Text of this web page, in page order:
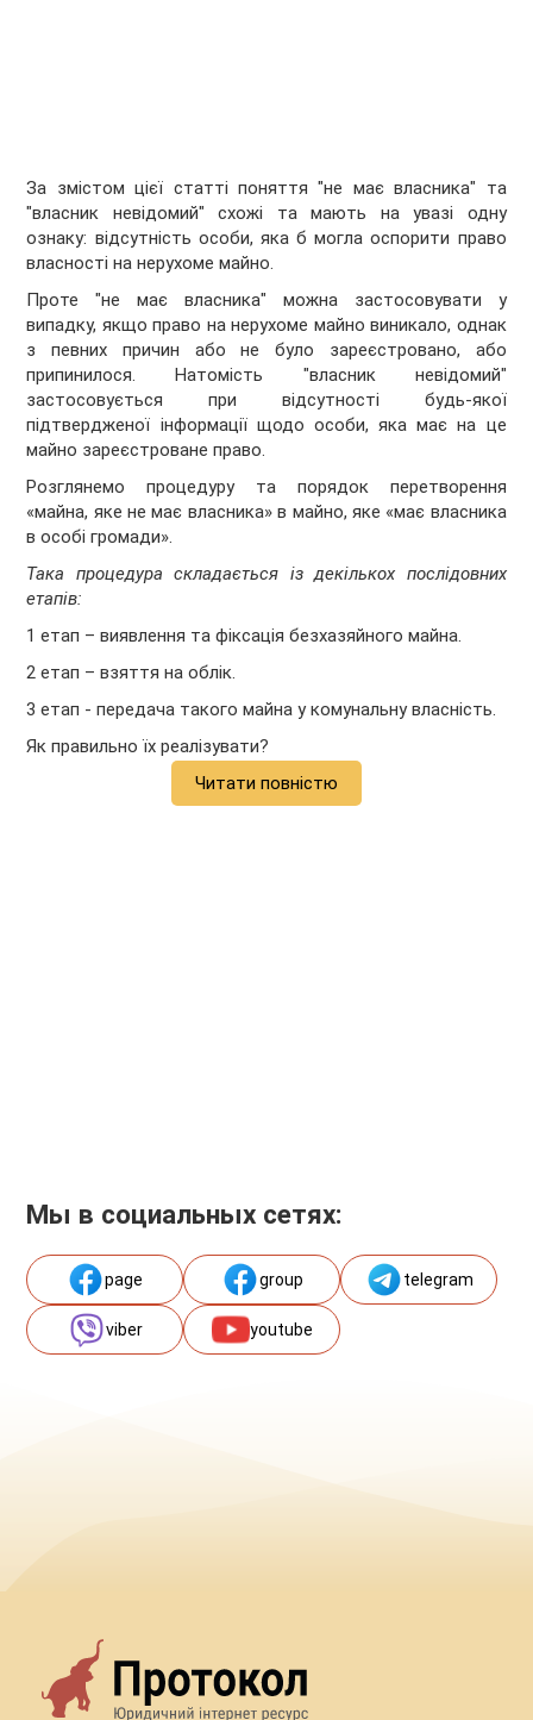
За змістом цієї статті поняття "не має власника" та
"власник невідомий" схожі та мають на увазі одну
ознаку: відсутність особи, яка б могла оспорити право
власності на нерухоме майно.
Проте "не має власника" можна застосовувати у
випадку, якщо право на нерухоме майно виникало, однак
з певних причин або не було зареєстровано, або
припинилося. Натомість "власник невідомий"
застосовується при відсутності будь-якої
підтвердженої інформації щодо особи, яка має на це
майно зареєстроване право.
Розглянемо процедуру та порядок перетворення
«майна, яке не має власника» в майно, яке «має власника
в особі громади».
Така процедура складається із декількох послідовних
етапів:
1 етап – виявлення та фіксація безхазяйного майна.
2 етап – взяття на облік.
3 етап - передача такого майна у комунальну власність.
Як правильно їх реалізувати?
Читати повністю
Мы в социальных сетях:
page group telegram
viber youtube